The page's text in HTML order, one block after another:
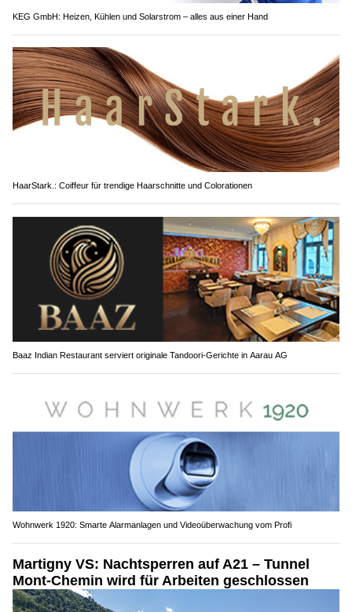
KEG GmbH: Heizen, Kühlen und Solarstrom – alles aus einer Hand
HaarStark.: Coiffeur für trendige Haarschnitte und Colorationen
Baaz Indian Restaurant serviert originale Tandoori-Gerichte in Aarau AG
Wohnwerk 1920: Smarte Alarmanlagen und Videoüberwachung vom Profi
Martigny VS: Nachtsperren auf A21 – Tunnel
Mont-Chemin wird für Arbeiten geschlossen